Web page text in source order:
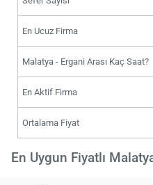
En Ucuz Firma
Malatya - Ergani Arası Kaç Saat?
En Aktif Firma
Ortalama Fiyat
En Uygun Fiyatlı